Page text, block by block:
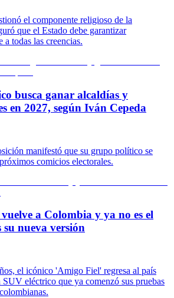
el componente religioso de la
que el Estado debe garantizar
a todas las creencias.
busca ganar alcaldías y
en 2027, según Iván Cepeda
manifestó que su grupo político se
comicios electorales.
a Colombia y ya no es el
su nueva versión
el icónico 'Amigo Fiel' regresa al país
eléctrico que ya comenzó sus pruebas